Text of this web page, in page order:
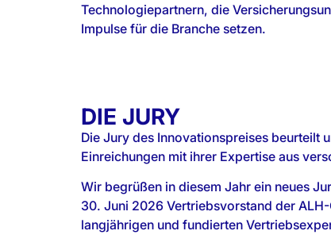
Technologiepartnern, die
Impulse für die Branche setzen.
DIE JURY
Die Jury des Innovationspreises beurteilt
Einreichungen mit ihrer Expertise aus
Wir begrüßen in diesem Jahr ein neues
30. Juni 2026 Vertriebsvorstand der
langjährigen und fundierten